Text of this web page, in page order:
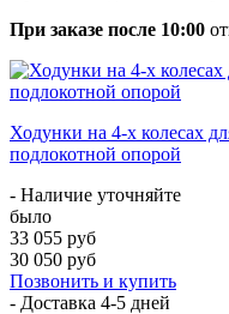
При заказе после 10:00
Ходунки на 4-х колесах
подлокотной опорой
- Наличие уточняйте
было
33 055 руб
30 050 руб
Позвонить и купить
- Доставка 4-5 дней